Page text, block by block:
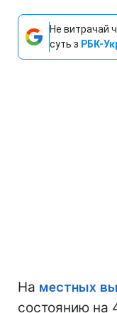
Не витрачай
суть з РБК-
На местных
состоянию на